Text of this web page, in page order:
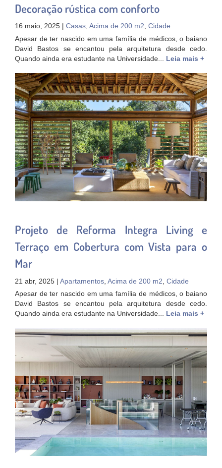
Decoração rústica com conforto
16 maio, 2025 | Casas, Acima de 200 m2, Cidade
Apesar de ter nascido em uma família de médicos, o baiano
David Bastos se encantou pela arquitetura desde cedo.
Quando ainda era estudante na Universidade... Leia mais +
Projeto de Reforma Integra Living e
Terraço em Cobertura com Vista para o
Mar
21 abr, 2025 | Apartamentos Acima de 200 m2 Cidade
Apesar de ter nascido em uma família de médicos, o baiano
David Bastos se encantou pela arquitetura desde cedo.
Quando ainda era estudante na Universidade...
Leia mais +